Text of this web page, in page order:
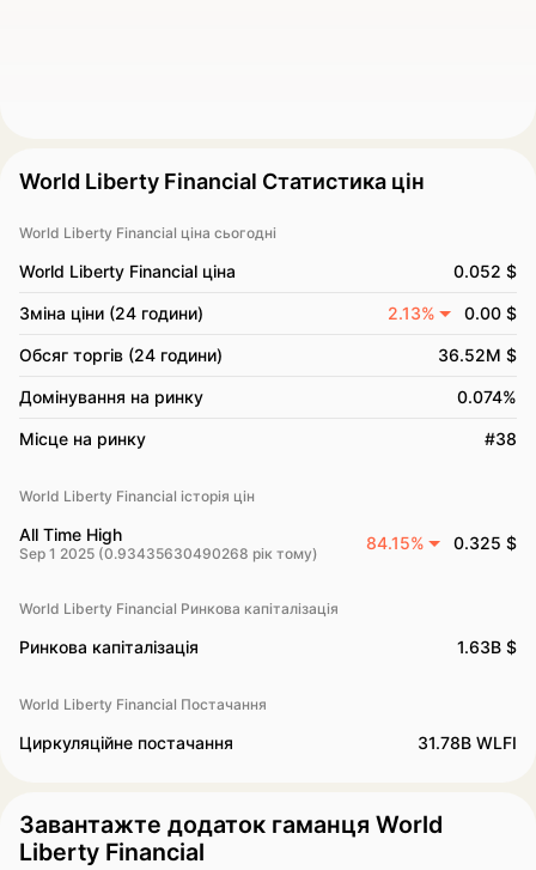
World Liberty Financial Статистика цін
World Liberty Financial ціна сьогодні
World Liberty Financial ціна 0.052 $
Зміна ціни (24 години) 2.13% 0.00 $
Обсяг торгів (24 години) 36.52M $
Домінування на ринку 0.074%
Місце на ринку #38
World Liberty Financial історія цін
All Time High
Sep 1 2025 (0.93435630490268 рік тому)
84.15% 0.325 $
World Liberty Financial Ринкова капіталізація
Ринкова капіталізація 1.63B $
World Liberty Financial Постачання
Циркуляційне постачання 31.78B WLFI
Завантажте додаток гаманця World
Liberty Financial